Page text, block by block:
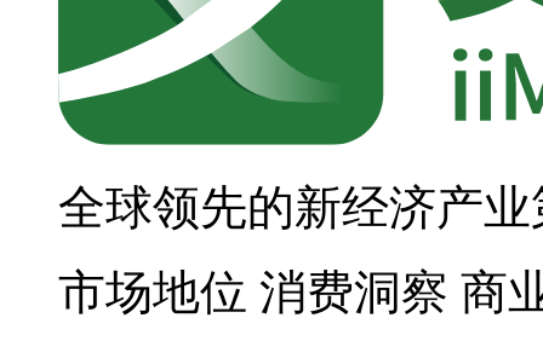
全球领先的新经济产
市场地位 消费洞察 商